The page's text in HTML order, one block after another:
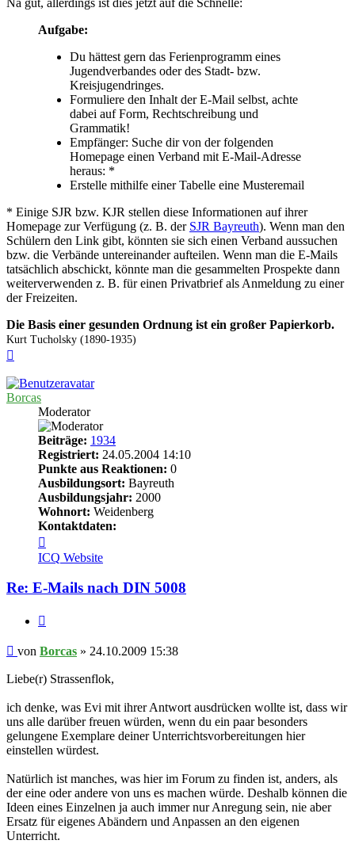
Aufgabe:
Du hättest gern das Ferienprogramm eines
Jugendverbandes oder des Stadt- bzw.
Kreisjugendringes.
Formuliere den Inhalt der E-Mail selbst, achte
dabei auf Form, Rechtschreibung und
Grammatik!
Empfänger: Suche dir von der folgenden
Homepage einen Verband mit E-Mail-Adresse
heraus: *
Erstelle mithilfe einer Tabelle eine Musteremail
* Einige SJR bzw. KJR stellen diese Informationen auf ihrer
Homepage zur Verfügung (z. B. der SJR Bayreuth). Wenn man den
Schülern den Link gibt, könnten sie sich einen Verband aussuchen
bzw. die Verbände untereinander aufteilen. Wenn man die E-Mails
tatsächlich abschickt, könnte man die gesammelten Prospekte dann
weiterverwenden z. B. für einen Privatbrief als Anmeldung zu einer
der Freizeiten.
Die Basis einer gesunden Ordnung ist ein großer Papierkorb.
Kurt Tucholsky (1890-1935)
Borcas
Moderator
Beiträge: 1934
Registriert: 24.05.2004 14:10
Punkte aus Reaktionen: 0
Ausbildungsort: Bayreuth
Ausbildungsjahr: 2000
Wohnort: Weidenberg
Kontaktdaten:
von
Borcas
ICQ Website
Re: E-Mails nach DIN 5008
Beitrag
von Borcas » 24.10.2009 15:38
Liebe(r) Strassenflok,
ich denke, was Evi mit ihrer Antwort ausdrücken wollte ist, dass wir
uns alle darüber freuen würden, wenn du ein paar besonders
gelungene Exemplare deiner Unterrichtsvorbereitungen hier
einstellen würdest.
Natürlich ist manches, was hier im Forum zu finden ist, anders, als
der eine oder andere von uns es machen würde. Deshalb können die
Ideen eines Einzelnen ja auch immer nur Anregung sein, nie aber
Ersatz für eigenes Abändern und Anpassen an den eigenen
Unterricht.